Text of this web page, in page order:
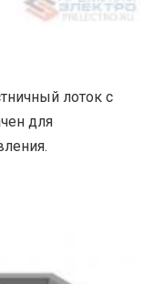
лоток с
для